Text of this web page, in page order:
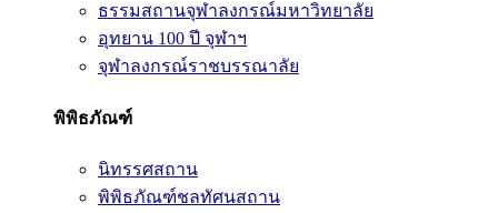
ธรรมสถานจุฬาลงกรณ์มหาวิทยาลัย
อุทยาน 100 ปี จุฬาฯ
จุฬาลงกรณ์ราชบรรณาลัย
พิพิธภัณฑ์
นิทรรศสถาน
พิพิธภัณฑ์ชลทัศนสถาน